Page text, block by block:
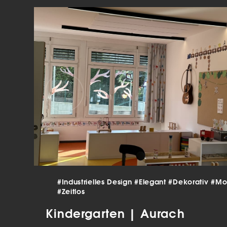
#Industrielles Design#Elegant#Dekorativ
#Zeitlos
Kindergarten | Aurach
die